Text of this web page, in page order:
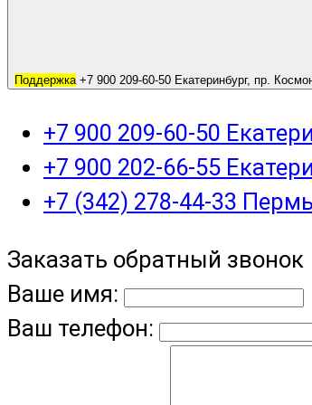
Поддержка +7 900 209-60-50 Екатеринбург, пр.
+7 900 209-60-50
+7 900 202-66-55
+7 (342) 278-44-33
Заказать обратный звонок
Ваше имя:
Ваш телефон: